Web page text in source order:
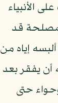
الأنبياء
قد
إياه من
أن يفقر بعد
حتى